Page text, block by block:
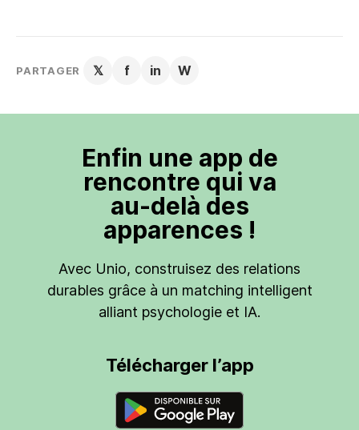
PARTAGER 𝕏 f in W
Enfin une app de
rencontre qui va
au-delà des
apparences !
Avec Unio, construisez des relations
durables grâce à un matching intelligent
alliant psychologie et IA.
Télécharger l’app